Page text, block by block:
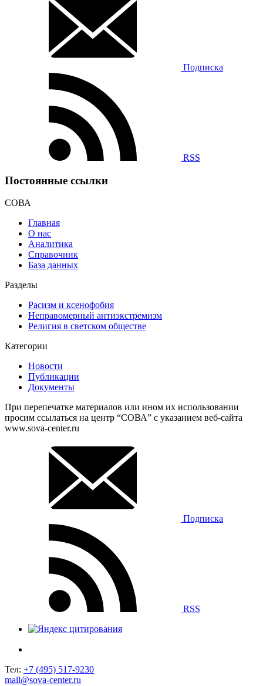
Подписка
RSS
Постоянные ссылки
СОВА
Главная
О нас
Аналитика
Справочник
База данных
Разделы
Расизм и ксенофобия
Неправомерный антиэкстремизм
Религия в светском обществе
Категории
Новости
Публикации
Документы
При перепечатке материалов или ином их использовании
просим ссылаться на центр “СОВА” с указанием веб-сайта
www.sova-center.ru
Подписка
RSS
Тел: +7 (495) 517-9230
mail@sova-center.ru